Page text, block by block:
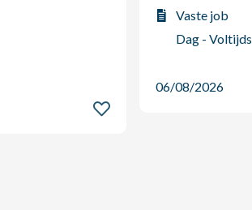
Vaste job
Dag - Voltijds
06/08/2026